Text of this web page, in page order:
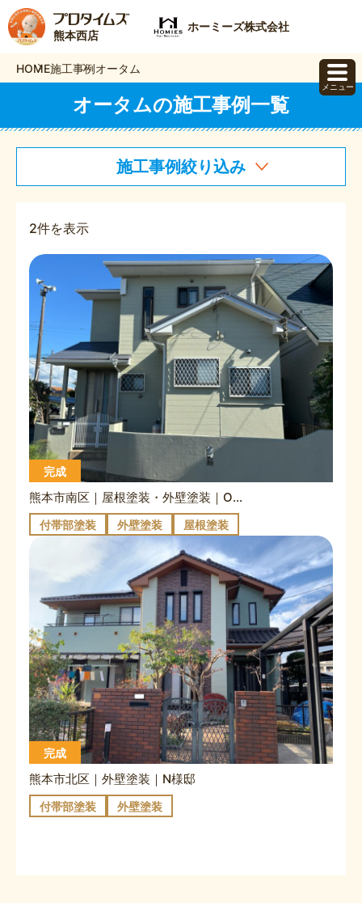
熊本西店
ホーミーズ株式会社
HOME施工事例オータム
オータムの施工事例一覧
施工事例絞り込み
2件を表示
完成
熊本市南区｜屋根塗装・外壁塗装｜O様邸
付帯部塗装 外壁塗装 屋根塗装
完成
熊本市北区｜外壁塗装｜N様邸
付帯部塗装 外壁塗装
メニュー